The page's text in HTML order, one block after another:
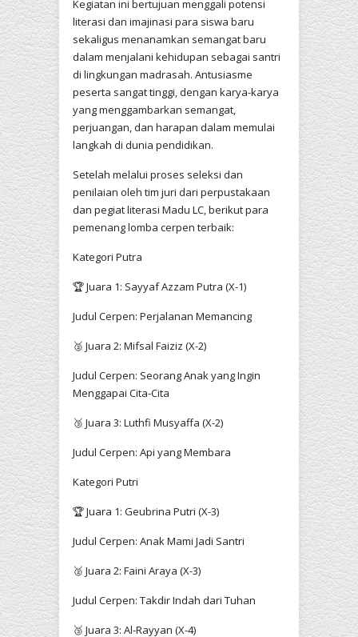
Kegiatan ini bertujuan menggali potensi
literasi dan imajinasi para siswa baru
sekaligus menanamkan semangat baru
dalam menjalani kehidupan sebagai santri
di lingkungan madrasah. Antusiasme
peserta sangat tinggi, dengan karya-karya
yang menggambarkan semangat,
perjuangan, dan harapan dalam memulai
langkah di dunia pendidikan.
Setelah melalui proses seleksi dan
penilaian oleh tim juri dari perpustakaan
dan pegiat literasi Madu LC, berikut para
pemenang lomba cerpen terbaik:
Kategori Putra
🏆 Juara 1: Sayyaf Azzam Putra (X-1)
Judul Cerpen: Perjalanan Memancing
🥈 Juara 2: Mifsal Faiziz (X-2)
Judul Cerpen: Seorang Anak yang Ingin
Menggapai Cita-Cita
🥉 Juara 3: Luthfi Musyaffa (X-2)
Judul Cerpen: Api yang Membara
Kategori Putri
🏆 Juara 1: Geubrina Putri (X-3)
Judul Cerpen: Anak Mami Jadi Santri
🥈 Juara 2: Faini Araya (X-3)
Judul Cerpen: Takdir Indah dari Tuhan
🥉 Juara 3: Al-Rayyan (X-4)